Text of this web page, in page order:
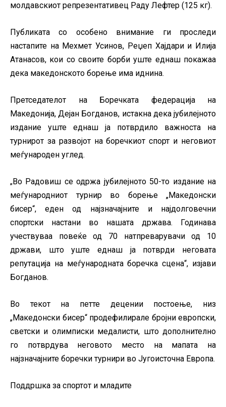
молдавскиот репрезентативец Раду Лефтер (125 кг).
Публиката со особено внимание ги проследи
настапите на Мехмет Усинов, Реџеп Хајдари и Илија
Атанасов, кои со своите борби уште еднаш покажаа
дека македонското борење има иднина.
Претседателот на Боречката федерација на
Македонија, Дејан Богданов, истакна дека јубилејното
издание уште еднаш ја потврдило важноста на
турнирот за развојот на боречкиот спорт и неговиот
меѓународен углед.
„Во Радовиш се одржа јубилејното 50-то издание на
меѓународниот турнир во борење „Македонски
бисер“, еден од најзначајните и најдолговечни
спортски настани во нашата држава. Годинава
учествуваа повеќе од 70 натпреварувачи од 10
држави, што уште еднаш ја потврди неговата
репутација на меѓународната боречка сцена“, изјави
Богданов.
Во текот на петте децении постоење, низ
„Македонски бисер“ продефилирале бројни европски,
светски и олимписки медалисти, што дополнително
го потврдува неговото место на мапата на
најзначајните боречки турнири во Југоисточна Европа.
Поддршка за спортот и младите